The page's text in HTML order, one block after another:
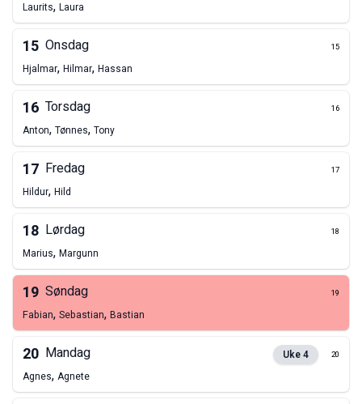
Laurits, Laura
15 Onsdag 15
Hjalmar, Hilmar, Hassan
16 Torsdag 16
Anton, Tønnes, Tony
17 Fredag 17
Hildur, Hild
18 Lørdag 18
Marius, Margunn
19 Søndag 19
Fabian, Sebastian, Bastian
20 Mandag Uke4 20
Agnes, Agnete